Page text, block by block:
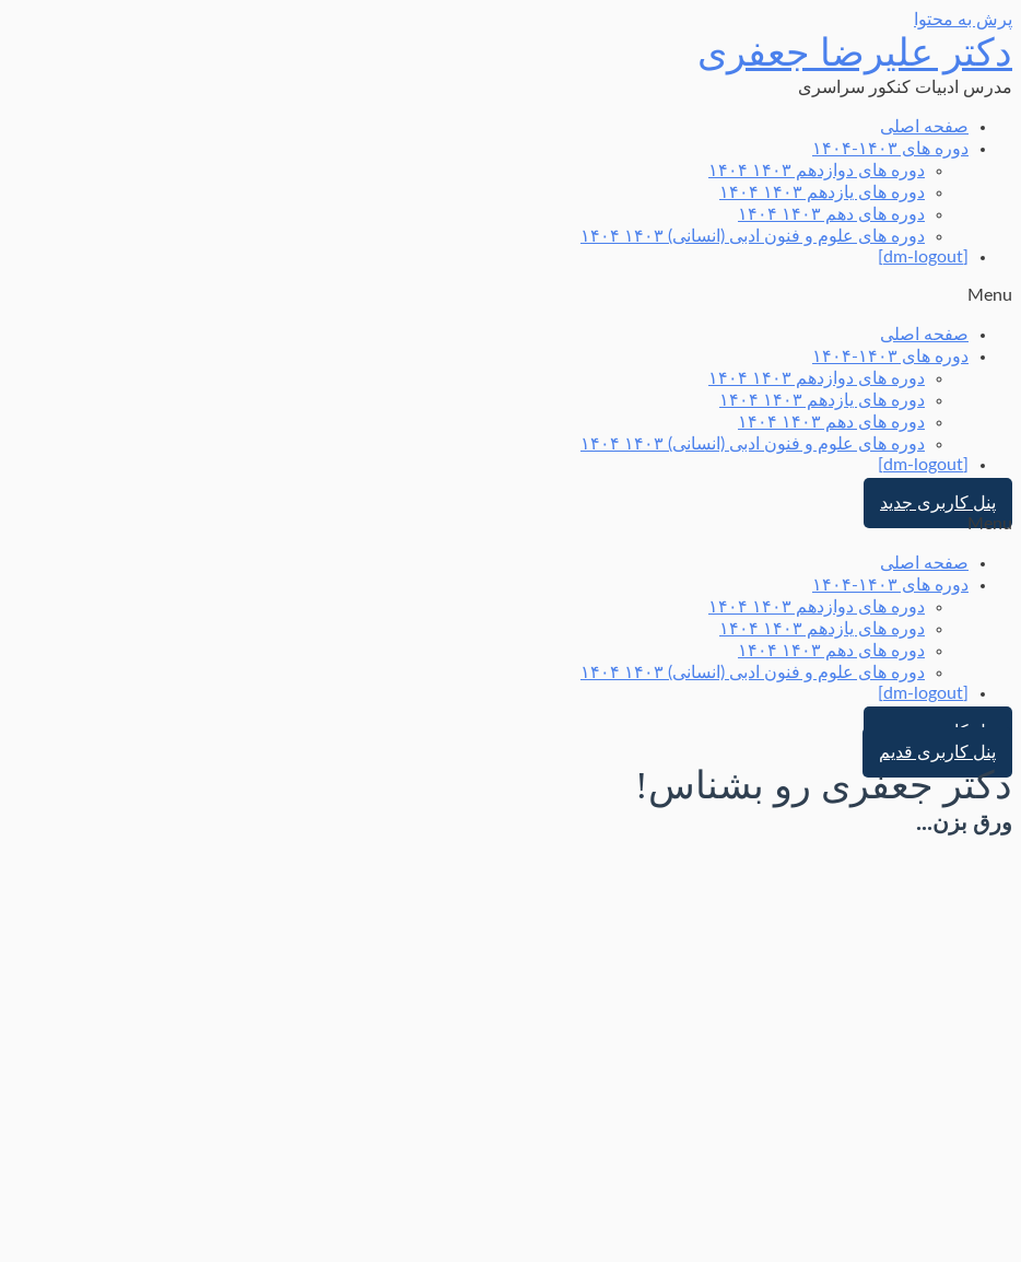
پرش به محتوا
دکتر علیرضا جعفری
مدرس ادبیات کنکور سراسری
صفحه اصلی
دوره های ۱۴۰۳-۱۴۰۴
دوره های دوازدهم ۱۴۰۳ ۱۴۰۴
دوره های یازدهم ۱۴۰۳ ۱۴۰۴
دوره های دهم ۱۴۰۳ ۱۴۰۴
دوره های علوم و فنون ادبی (انسانی) ۱۴۰۳ ۱۴۰۴
Menu
صفحه اصلی
دوره های ۱۴۰۳-۱۴۰۴
دوره های دوازدهم ۱۴۰۳ ۱۴۰۴
دوره های یازدهم ۱۴۰۳ ۱۴۰۴
دوره های دهم ۱۴۰۳ ۱۴۰۴
دوره های علوم و فنون ادبی (انسانی) ۱۴۰۳ ۱۴۰۴
پنل کاربری جدید
Menu
صفحه اصلی
دوره های ۱۴۰۳-۱۴۰۴
دوره های دوازدهم ۱۴۰۳ ۱۴۰۴
دوره های یازدهم ۱۴۰۳ ۱۴۰۴
دوره های دهم ۱۴۰۳ ۱۴۰۴
دوره های علوم و فنون ادبی (انسانی) ۱۴۰۳ ۱۴۰۴
پنل کاربری جدید
پنل کاربری قدیم
دکتر جعفری رو بشناس!
ورق بزن...